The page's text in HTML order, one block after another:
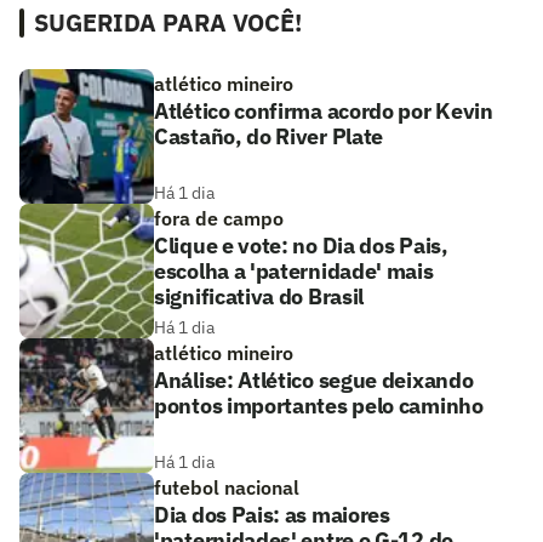
SUGERIDA PARA VOCÊ!
atlético mineiro
Atlético confirma acordo por Kevin
Castaño, do River Plate
Há 1 dia
fora de campo
Clique e vote: no Dia dos Pais,
escolha a 'paternidade' mais
significativa do Brasil
Há 1 dia
atlético mineiro
Análise: Atlético segue deixando
pontos importantes pelo caminho
Há 1 dia
futebol nacional
Dia dos Pais: as maiores